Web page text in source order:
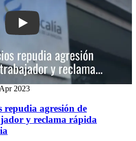
Play: Sindicato de Edificios repudia
2023
repudia agresión de
y reclama rápida